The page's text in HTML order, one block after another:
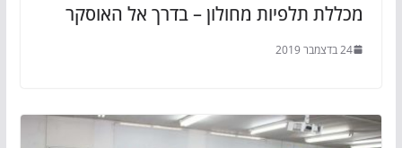
מכללת תלפיות מחולון – בדרך אל האוסקר
24 בדצמבר 2019